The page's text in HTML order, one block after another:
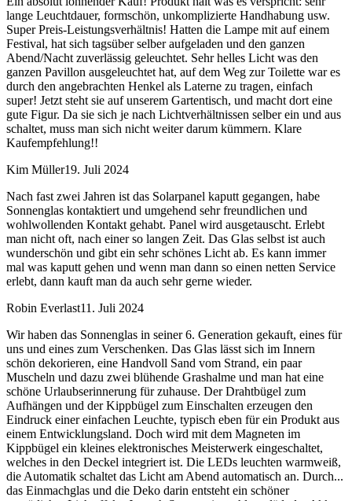
lange Leuchtdauer, formschön, unkomplizierte Handhabung usw.
Super Preis-Leistungsverhältnis! Hatten die Lampe mit auf einem
Festival, hat sich tagsüber selber aufgeladen und den ganzen
Abend/Nacht zuverlässig geleuchtet. Sehr helles Licht was den
ganzen Pavillon ausgeleuchtet hat, auf dem Weg zur Toilette war es
durch den angebrachten Henkel als Laterne zu tragen, einfach
super! Jetzt steht sie auf unserem Gartentisch, und macht dort eine
gute Figur. Da sie sich je nach Lichtverhältnissen selber ein und aus
schaltet, muss man sich nicht weiter darum kümmern. Klare
Kaufempfehlung!!
Kim Müller19. Juli 2024
Nach fast zwei Jahren ist das Solarpanel kaputt gegangen, habe
Sonnenglas kontaktiert und umgehend sehr freundlichen und
wohlwollenden Kontakt gehabt. Panel wird ausgetauscht. Erlebt
man nicht oft, nach einer so langen Zeit. Das Glas selbst ist auch
wunderschön und gibt ein sehr schönes Licht ab. Es kann immer
mal was kaputt gehen und wenn man dann so einen netten Service
erlebt, dann kauft man da auch sehr gerne wieder.
Robin Everlast11. Juli 2024
Wir haben das Sonnenglas in seiner 6. Generation gekauft, eines für
uns und eines zum Verschenken. Das Glas lässt sich im Innern
schön dekorieren, eine Handvoll Sand vom Strand, ein paar
Muscheln und dazu zwei blühende Grashalme und man hat eine
schöne Urlaubserinnerung für zuhause. Der Drahtbügel zum
Aufhängen und der Kippbügel zum Einschalten erzeugen den
Eindruck einer einfachen Leuchte, typisch eben für ein Produkt aus
einem Entwicklungsland. Doch wird mit dem Magneten im
Kippbügel ein kleines elektronisches Meisterwerk eingeschaltet,
welches in den Deckel integriert ist. Die LEDs leuchten warmweiß,
die Automatik schaltet das Licht am Abend automatisch an. Durch...
das Einmachglas und die Deko darin entsteht ein schöner